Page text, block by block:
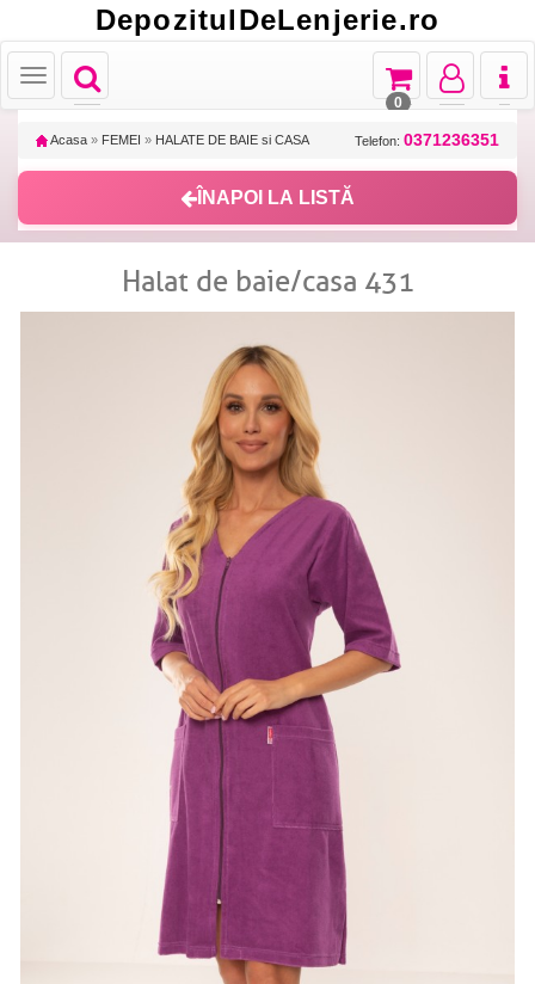
DepozitulDeLenjerie.ro
Toggle
navigation
Toggle
Toggle
navigation
Toggle
navigation
Toggle
navigation
0
Acasa » FEMEI » HALATE DE BAIE si CASA Telefon: 0371236351
ÎNAPOI LA LISTĂ
Halat de baie/casa 431